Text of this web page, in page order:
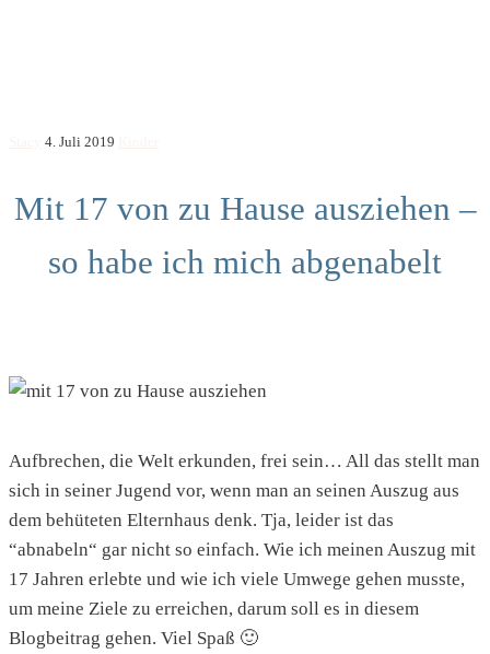
4. Juli 2019
Mit 17 von zu Hause ausziehen –
so habe ich mich abgenabelt
Aufbrechen, die Welt erkunden, frei sein… All das stellt man
sich in seiner Jugend vor, wenn man an seinen Auszug aus
dem behüteten Elternhaus denk. Tja, leider ist das
“abnabeln“ gar nicht so einfach. Wie ich meinen Auszug mit
17 Jahren erlebte und wie ich viele Umwege gehen musste,
um meine Ziele zu erreichen, darum soll es in diesem
Blogbeitrag gehen. Viel Spaß 🙂